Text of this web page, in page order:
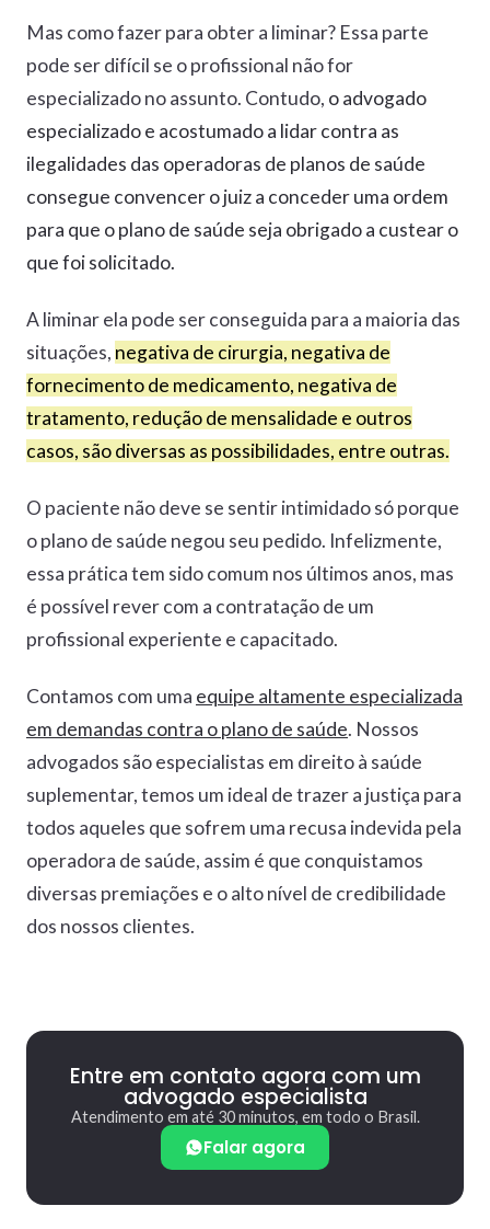
Mas como fazer para obter a liminar? Essa parte
pode ser difícil se o profissional não for
especializado no assunto. Contudo, o advogado
especializado e acostumado a lidar contra as
ilegalidades das operadoras de planos de saúde
consegue convencer o juiz a conceder uma ordem
para que o plano de saúde seja obrigado a custear o
que foi solicitado.
A liminar ela pode ser conseguida para a maioria das
situações, negativa de cirurgia, negativa de
fornecimento de medicamento, negativa de
tratamento, redução de mensalidade e outros
casos, são diversas as possibilidades, entre outras.
O paciente não deve se sentir intimidado só porque
o plano de saúde negou seu pedido. Infelizmente,
essa prática tem sido comum nos últimos anos, mas
é possível rever com a contratação de um
profissional experiente e capacitado.
Contamos com uma equipe altamente especializada
em demandas contra o plano de saúde. Nossos
advogados são especialistas em direito à saúde
suplementar, temos um ideal de trazer a justiça para
todos aqueles que sofrem uma recusa indevida pela
operadora de saúde, assim é que conquistamos
diversas premiações e o alto nível de credibilidade
dos nossos clientes.
Entre em contato agora com um
advogado especialista
Atendimento em até 30 minutos, em todo o Brasil.
Falar agora